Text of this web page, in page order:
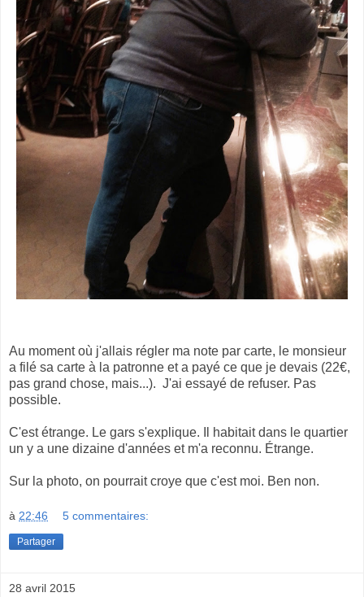
Au moment où j'allais régler ma note par carte, le monsieur
a filé sa carte à la patronne et a payé ce que je devais (22€,
pas grand chose, mais...). J'ai essayé de refuser. Pas
possible.
C'est étrange. Le gars s'explique. Il habitait dans le quartier
un y a une dizaine d'années et m'a reconnu. Étrange.
Sur la photo, on pourrait croye que c'est moi. Ben non.
à 22:46 5 commentaires:
Partager
28 avril 2015